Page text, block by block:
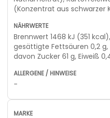
(Konzentrat aus schwarzer
Brennwert 1468 kJ (351
gesättigte Fettsäuren 0,2
davon Zucker 61 g, Eiweiß
-